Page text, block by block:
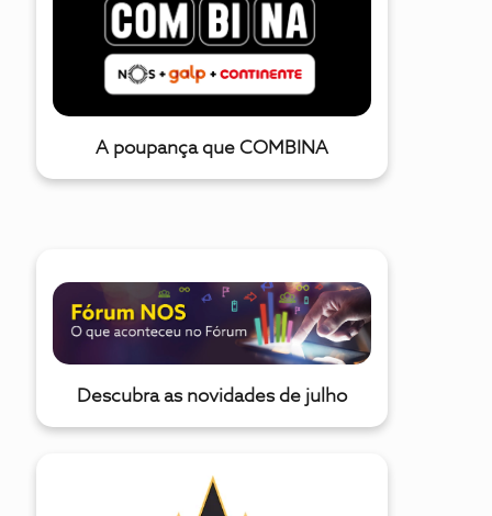
A poupança que COMBINA
Descubra as novidades de julho